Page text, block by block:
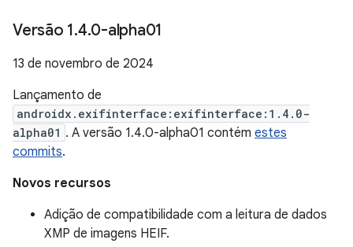
Versão 1.4.0-alpha01
13 de novembro de 2024
Lançamento de
androidx.exifinterface:exifinterface:1.4.0-
alpha01 . A versão 1.4.0-alpha01 contém estes
commits.
Novos recursos
Adição de compatibilidade com a leitura de dados
XMP de imagens HEIF.